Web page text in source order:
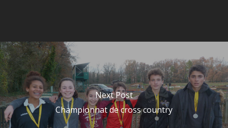
Next Post
Championnat de cross country